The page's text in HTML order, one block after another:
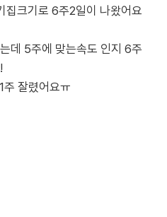
집크기로 6주2일이 나왔어요
데 5주에 맞는속도 인지 6주
잘렸어요ㅠ